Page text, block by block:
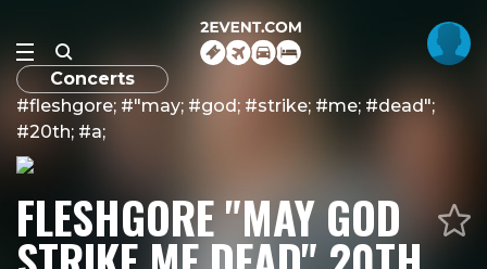
Concerts
#fleshgore; #"may; #god; #strike; #me; #dead";
#20th; #a;
FLESHGORE "MAY GOD